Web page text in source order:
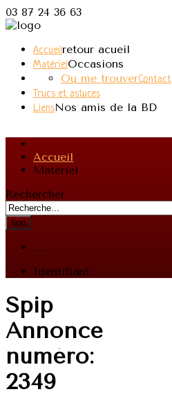
03 87 24 36 63
Accueilretour acueil
MatérielOccasions
Contact
Ou me trouver
Trucs et astuces
LiensNos amis de la BD
Accueil
Matériel
Rechercher
find
.....
Identifiant
Spip
Annonce
numéro:
2349